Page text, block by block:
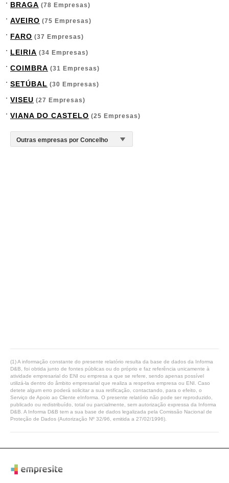
BRAGA (78 Empresas)
AVEIRO (75 Empresas)
FARO (37 Empresas)
LEIRIA (34 Empresas)
COIMBRA (31 Empresas)
SETÚBAL (30 Empresas)
VISEU (27 Empresas)
VIANA DO CASTELO (25 Empresas)
(1) A informação constante do presente relatório resulta da base de dados da Informa
D&B, foi obtida junto de fontes públicas ou do próprio e faz referência unicamente à
atividade empresarial do ENI ou empresa a que se refere, sendo apenas possível
utilizá-la dentro do âmbito empresarial que realiza a respetiva empresa ou ENI. Caso
detete algum erro poderá solicitar a sua retificação, contactando, para o efeito, o
Serviço de Apoio ao Cliente eInforma. O presente relatório não pode ser reproduzido,
publicado ou redistribuído, total ou parcialmente, sem autorização expressa da Informa
D&B. A Informa D&B tem a sua base de dados legalizada pela Comissão Nacional de
Proteção de Dados (Autorização Nº 32/96, emitida a 27/02/1996).